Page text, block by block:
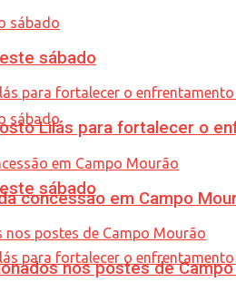
sábado
sábado
Lilás para fortalecer o
concessão em Campo
nos postes de